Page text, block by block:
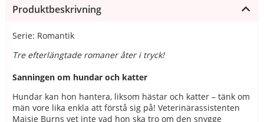
Produktbeskrivning
Serie: Romantik
Tre efterlängtade romaner åter i tryck!
Sanningen om hundar och katter
Hundar kan hon hantera, liksom hästar och katter – tänk om
män vore lika enkla att förstå sig på! Veterinärassistenten
Maisie Burns vet inte vad hon ska tro om den snygge